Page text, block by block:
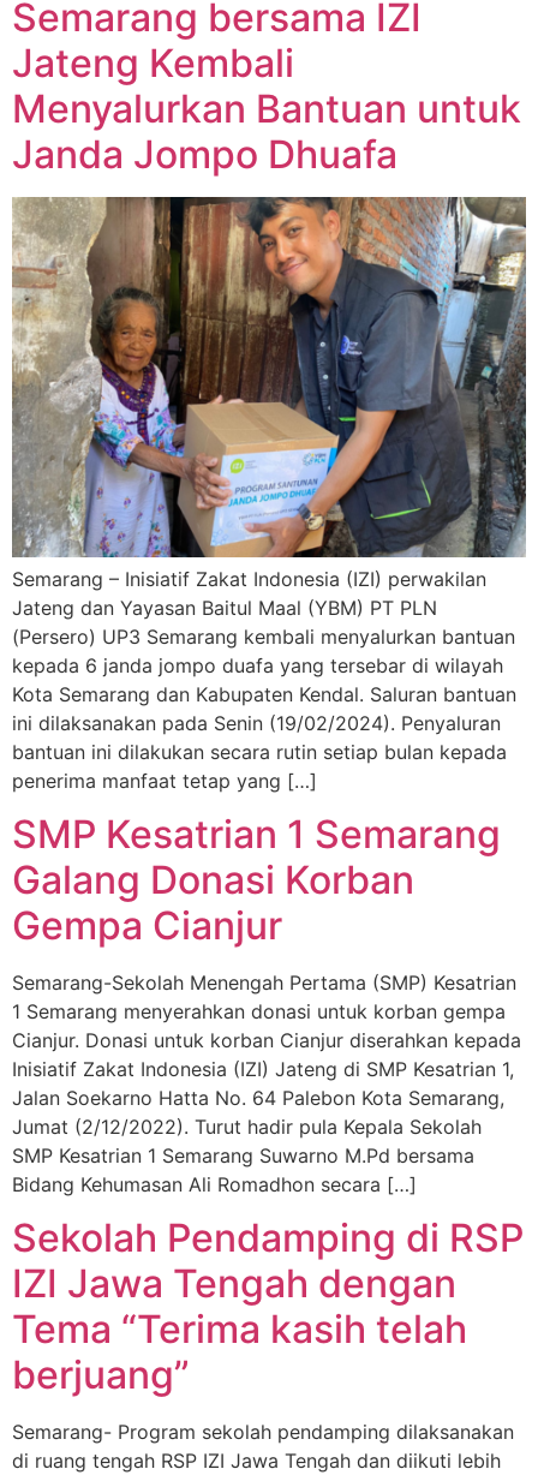
Semarang bersama IZI
Jateng Kembali
Menyalurkan Bantuan untuk
Janda Jompo Dhuafa
Semarang – Inisiatif Zakat Indonesia (IZI) perwakilan
Jateng dan Yayasan Baitul Maal (YBM) PT PLN
(Persero) UP3 Semarang kembali menyalurkan bantuan
kepada 6 janda jompo duafa yang tersebar di wilayah
Kota Semarang dan Kabupaten Kendal. Saluran bantuan
ini dilaksanakan pada Senin (19/02/2024). Penyaluran
bantuan ini dilakukan secara rutin setiap bulan kepada
penerima manfaat tetap yang […]
SMP Kesatrian 1 Semarang
Galang Donasi Korban
Gempa Cianjur
Semarang-Sekolah Menengah Pertama (SMP) Kesatrian
1 Semarang menyerahkan donasi untuk korban gempa
Cianjur. Donasi untuk korban Cianjur diserahkan kepada
Inisiatif Zakat Indonesia (IZI) Jateng di SMP Kesatrian 1,
Jalan Soekarno Hatta No. 64 Palebon Kota Semarang,
Jumat (2/12/2022). Turut hadir pula Kepala Sekolah
SMP Kesatrian 1 Semarang Suwarno M.Pd bersama
Bidang Kehumasan Ali Romadhon secara […]
Sekolah Pendamping di RSP
IZI Jawa Tengah dengan
Tema “Terima kasih telah
berjuang”
Semarang- Program sekolah pendamping dilaksanakan
di ruang tengah RSP IZI Jawa Tengah dan diikuti lebih